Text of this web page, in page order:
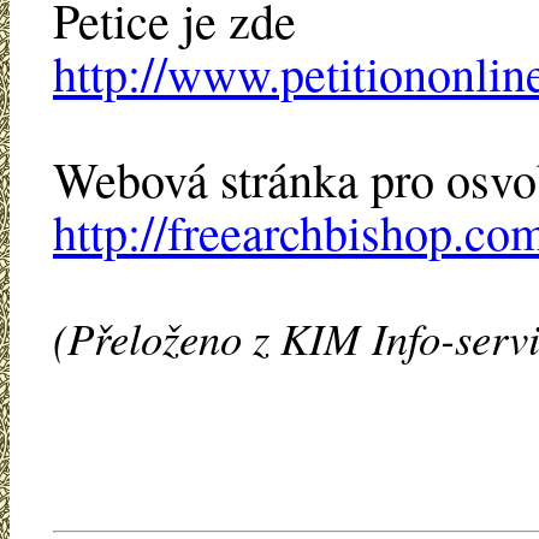
Petice je zde
http://
Webová stránka pro
http://
(Přeloženo z KIM Info-